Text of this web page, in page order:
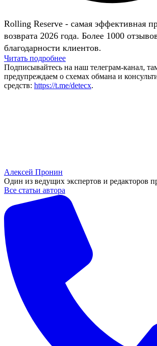
Rolling Reserve - самая эффективная
возврата 2026 года. Более 1000
благодарности клиентов.
Читать подробнее
Подписывайтесь на наш телеграм-канал,
предупреждаем о схемах обмана и
средств: https://t.me/detecx.
Алексей Пронин
Один из ведущих экспертов и редакторов
Все статьи автора